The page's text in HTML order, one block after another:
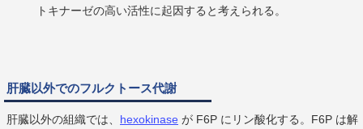
トキナーゼの高い活性に起因すると考えられる。
肝臓以外でのフルクトース代謝
肝臓以外の組織では、 hexokinase が F6P にリン酸化する。F6P は解